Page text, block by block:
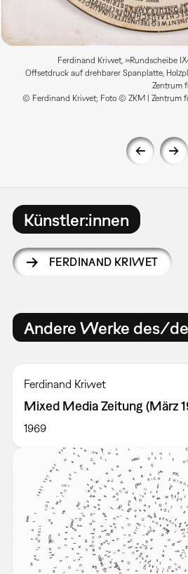
Ferdinand Kriwet, »Rundscheibe
Offsetdruck auf drehbarer Spanplatte,
Zentrum
© Ferdinand Kriwet; Foto © ZKM | Zentrum
Künstler:innen
FERDINAND KRIWET
Andere Werke des/
Ferdinand Kriwet
Mixed Media Zeitung (März
1969